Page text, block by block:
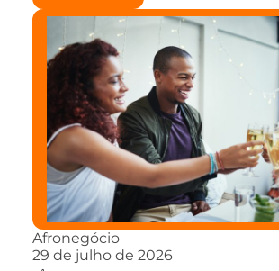
Afronegócio
29 de julho de 2026